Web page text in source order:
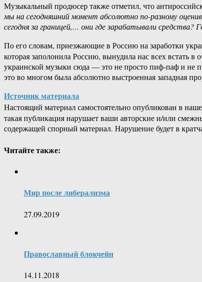
Музыкальный продюсер также отметил, что
мы на сегодняшний момент абсолютно по-разному
сегодня за границей,… они где зарабатывали
По его словам, приезжающие в Россию на заработки
которая заполонила Россию, вынудила нас всех встать
украинской музыки сюда — это не просто пиф-паф и не
это во многом была абсолютно выстроенная западная
Источник материала
Настоящий материал самостоятельно опубликован в
такая публикация нарушает ваши авторские и/или
содержащей спорный материал. Нарушение будет в
Читайте также:
Мир после либерализма
27.09.2019
Православный блокчейн
14.11.2018